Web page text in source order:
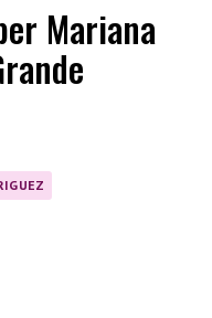
Mariana